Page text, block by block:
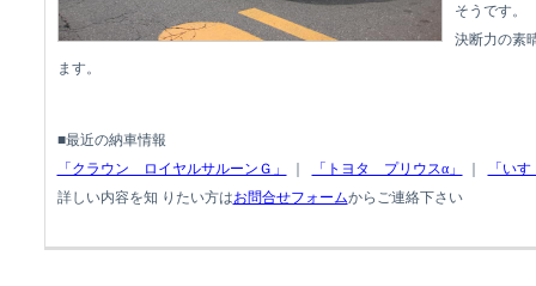
そうです
決断力の素
ます。
■最近の納車情報
「クラウン ロイヤルサルーンＧ」
「トヨタ プリウスα」
「い
詳しい内容を知 りたい方はお問合せフォームからご連絡下さい